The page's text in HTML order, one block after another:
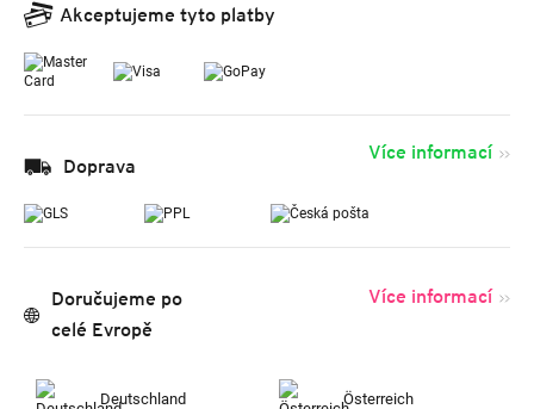
Akceptujeme tyto platby
Doprava
Více informací
Doručujeme po
celé Evropě
Více informací
Deutschland Österreich